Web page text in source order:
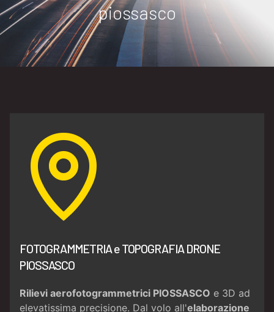
piossasco
FOTOGRAMMETRIA e TOPOGRAFIA DRONE
PIOSSASCO
Rilievi aerofotogrammetrici PIOSSASCO e 3D ad
elevatissima precisione. Dal volo all'elaborazione